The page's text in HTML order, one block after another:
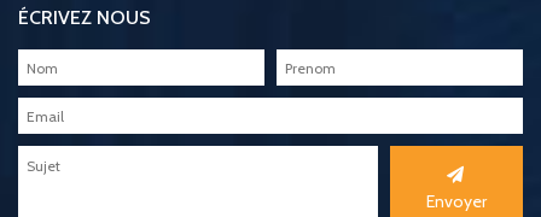
ÉCRIVEZ NOUS
Envoyer